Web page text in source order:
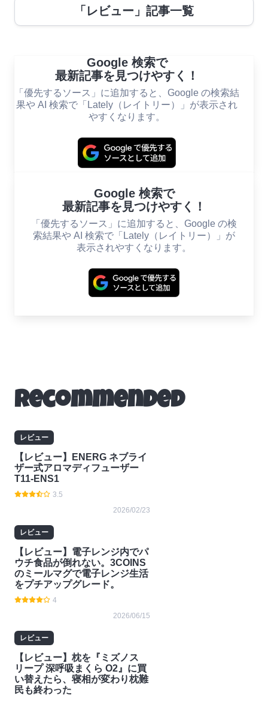
「レビュー」記事一覧
Google 検索で
最新記事を見つけやすく！
「優先するソース」に追加すると、Google の検索結
果や AI 検索で「Lately（レイトリー）」が表示され
やすくなります。
Google 検索で
最新記事を見つけやすく！
「優先するソース」に追加すると、Google の検
索結果や AI 検索で「Lately（レイトリー）」が
表示されやすくなります。
Recommended
レビュー
【レビュー】ENERG ネブライ
ザー式アロマディフューザー
T11-ENS1
3.5
2026/02/23
レビュー
【レビュー】電子レンジ内でパ
ウチ食品が倒れない。3COINS
のミールマグで電子レンジ生活
をプチアップグレード。
4
2026/06/15
レビュー
【レビュー】枕を『ミズノス
リープ 深呼吸まくら O2』に買
い替えたら、寝相が変わり枕難
民も終わった